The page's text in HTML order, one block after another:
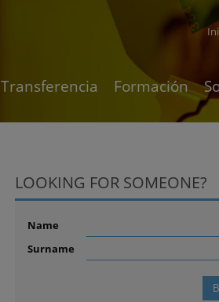
Transferencia Formación
LOOKING FOR SOMEONE?
Name
Surname